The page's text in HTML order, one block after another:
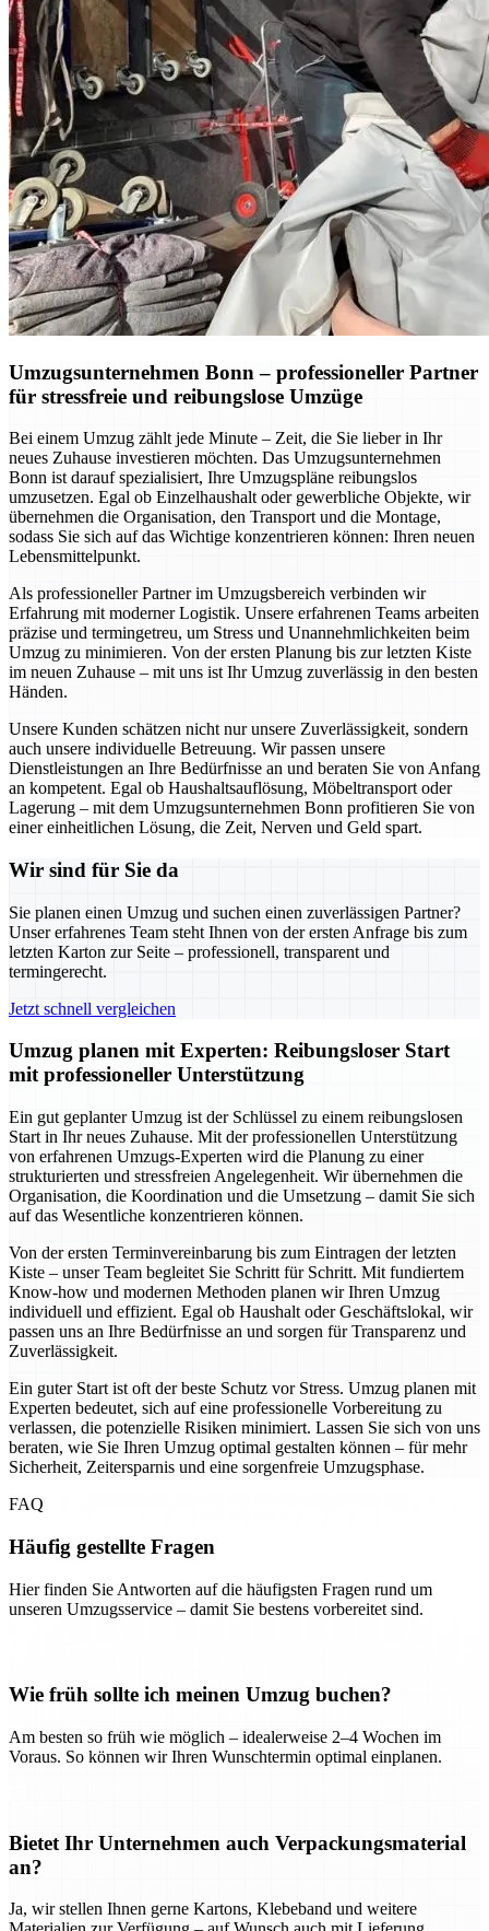
Umzugsunternehmen Bonn – professioneller Partner
für stressfreie und reibungslose Umzüge
Bei einem Umzug zählt jede Minute – Zeit, die Sie lieber in Ihr
neues Zuhause investieren möchten. Das Umzugsunternehmen
Bonn ist darauf spezialisiert, Ihre Umzugspläne reibungslos
umzusetzen. Egal ob Einzelhaushalt oder gewerbliche Objekte, wir
übernehmen die Organisation, den Transport und die Montage,
sodass Sie sich auf das Wichtige konzentrieren können: Ihren neuen
Lebensmittelpunkt.
Als professioneller Partner im Umzugsbereich verbinden wir
Erfahrung mit moderner Logistik. Unsere erfahrenen Teams arbeiten
präzise und termingetreu, um Stress und Unannehmlichkeiten beim
Umzug zu minimieren. Von der ersten Planung bis zur letzten Kiste
im neuen Zuhause – mit uns ist Ihr Umzug zuverlässig in den besten
Händen.
Unsere Kunden schätzen nicht nur unsere Zuverlässigkeit, sondern
auch unsere individuelle Betreuung. Wir passen unsere
Dienstleistungen an Ihre Bedürfnisse an und beraten Sie von Anfang
an kompetent. Egal ob Haushaltsauflösung, Möbeltransport oder
Lagerung – mit dem Umzugsunternehmen Bonn profitieren Sie von
einer einheitlichen Lösung, die Zeit, Nerven und Geld spart.
Wir sind für Sie da
Sie planen einen Umzug und suchen einen zuverlässigen Partner?
Unser erfahrenes Team steht Ihnen von der ersten Anfrage bis zum
letzten Karton zur Seite – professionell, transparent und
termingerecht.
Jetzt schnell vergleichen
Umzug planen mit Experten: Reibungsloser Start
mit professioneller Unterstützung
Ein gut geplanter Umzug ist der Schlüssel zu einem reibungslosen
Start in Ihr neues Zuhause. Mit der professionellen Unterstützung
von erfahrenen Umzugs-Experten wird die Planung zu einer
strukturierten und stressfreien Angelegenheit. Wir übernehmen die
Organisation, die Koordination und die Umsetzung – damit Sie sich
auf das Wesentliche konzentrieren können.
Von der ersten Terminvereinbarung bis zum Eintragen der letzten
Kiste – unser Team begleitet Sie Schritt für Schritt. Mit fundiertem
Know-how und modernen Methoden planen wir Ihren Umzug
individuell und effizient. Egal ob Haushalt oder Geschäftslokal, wir
passen uns an Ihre Bedürfnisse an und sorgen für Transparenz und
Zuverlässigkeit.
Ein guter Start ist oft der beste Schutz vor Stress. Umzug planen mit
Experten bedeutet, sich auf eine professionelle Vorbereitung zu
verlassen, die potenzielle Risiken minimiert. Lassen Sie sich von uns
beraten, wie Sie Ihren Umzug optimal gestalten können – für mehr
Sicherheit, Zeitersparnis und eine sorgenfreie Umzugsphase.
FAQ
Häufig gestellte Fragen
Hier finden Sie Antworten auf die häufigsten Fragen rund um
unseren Umzugsservice – damit Sie bestens vorbereitet sind.
Wie früh sollte ich meinen Umzug buchen?
Am besten so früh wie möglich – idealerweise 2–4 Wochen im
Voraus. So können wir Ihren Wunschtermin optimal einplanen.
Bietet Ihr Unternehmen auch Verpackungsmaterial
an?
Ja, wir stellen Ihnen gerne Kartons, Klebeband und weitere